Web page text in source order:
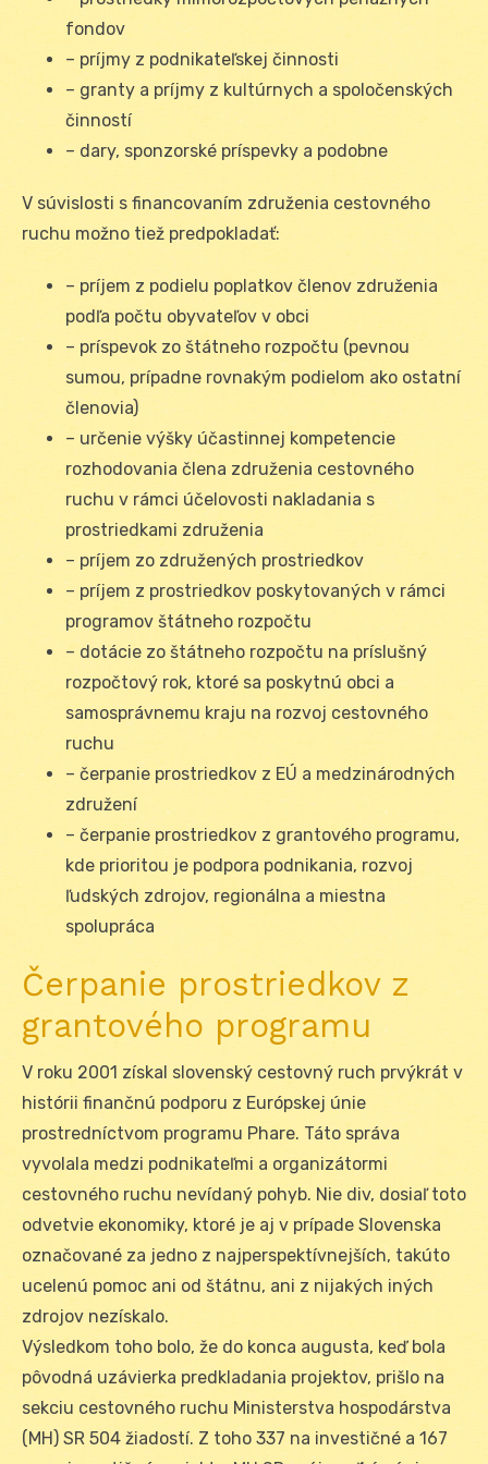
fondov
– príjmy z podnikateľskej činnosti
– granty a príjmy z kultúrnych a spoločenských
činností
– dary, sponzorské príspevky a podobne
V súvislosti s financovaním združenia cestovného
ruchu možno tiež predpokladať:
– príjem z podielu poplatkov členov združenia
podľa počtu obyvateľov v obci
– príspevok zo štátneho rozpočtu (pevnou
sumou, prípadne rovnakým podielom ako ostatní
členovia)
– určenie výšky účastinnej kompetencie
rozhodovania člena združenia cestovného
ruchu v rámci účelovosti nakladania s
prostriedkami združenia
– príjem zo združených prostriedkov
– príjem z prostriedkov poskytovaných v rámci
programov štátneho rozpočtu
– dotácie zo štátneho rozpočtu na príslušný
rozpočtový rok, ktoré sa poskytnú obci a
samosprávnemu kraju na rozvoj cestovného
ruchu
– čerpanie prostriedkov z EÚ a medzinárodných
združení
– čerpanie prostriedkov z grantového programu,
kde prioritou je podpora podnikania, rozvoj
ľudských zdrojov, regionálna a miestna
spolupráca
Čerpanie prostriedkov z
grantového programu
V roku 2001 získal slovenský cestovný ruch prvýkrát v
histórii finančnú podporu z Európskej únie
prostredníctvom programu Phare. Táto správa
vyvolala medzi podnikateľmi a organizátormi
cestovného ruchu nevídaný pohyb. Nie div, dosiaľ toto
odvetvie ekonomiky, ktoré je aj v prípade Slovenska
označované za jedno z najperspektívnejších, takúto
ucelenú pomoc ani od štátnu, ani z nijakých iných
zdrojov nezískalo.
Výsledkom toho bolo, že do konca augusta, keď bola
pôvodná uzávierka predkladania projektov, prišlo na
sekciu cestovného ruchu Ministerstva hospodárstva
(MH) SR 504 žiadostí. Z toho 337 na investičné a 167